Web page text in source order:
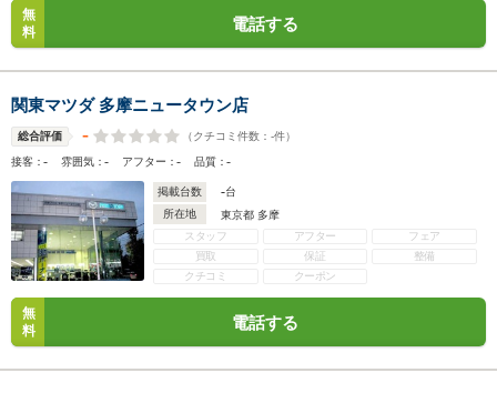
無
料
電話する
関東マツダ 多摩ニュータウン店
総合評価 - （クチコミ件数： -件）
接客：- 雰囲気：- アフター：- 品質：-
掲載台数 -台
所在地
東京都 多摩
スタッフ
アフター
フェア
買取
保証
整備
クチコミ
クーポン
無
料
電話する